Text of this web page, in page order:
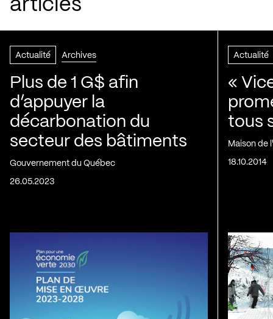
articles
Actualité Archives
Plus de 1 G$ afin
d’appuyer la
décarbonation du
secteur des bâtiments
Gouvernement du Québec
26.05.2023
Actualité
«
tous
Maison de
18.10.2014